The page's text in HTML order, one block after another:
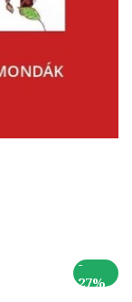
-
27%